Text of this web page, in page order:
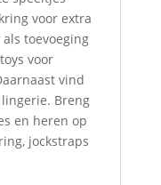
voor extra
toevoeging
voor
vind
Breng
en heren op
jockstraps